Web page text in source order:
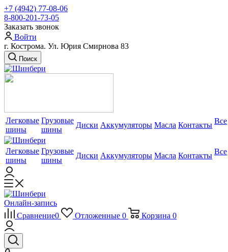
+7 (4942) 77-08-06
8-800-201-73-05
Заказать звонок
Войти
г. Кострома. Ул. Юрия Смирнова 83
Поиск
Легковые
шины
Грузовые
шины
Диски Аккумуляторы Масла Контакты Все
Легковые
шины
Грузовые
шины
Диски Аккумуляторы Масла Контакты Все
Онлайн-запись
Сравнение0 Отложенные 0 Корзина 0